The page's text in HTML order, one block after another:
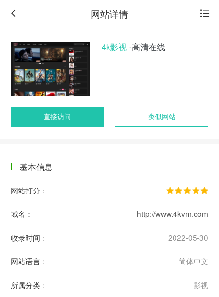
网站详情
4k影视-高清在线
直接访问 类似网站
基本信息
网站打分：
域名： http://www.4kvm.com
收录时间： 2022-05-30
网站语言： 简体中文
所属分类： 影视